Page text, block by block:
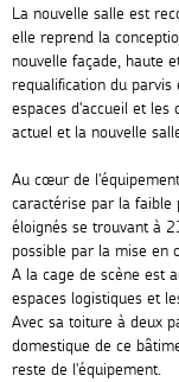
La nouvelle salle est
elle reprend la
nouvelle façade, haute
requalification du
espaces d'accueil et
actuel et la nouvelle
Au cœur de
caractérise par la faible
éloignés se trouvant à
possible par la mise en
A la cage de scène est
espaces logistiques et
Avec sa toiture à deux
domestique de ce
reste de l'équipement.